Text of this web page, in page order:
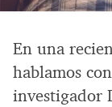
En una
hablamos
investigador